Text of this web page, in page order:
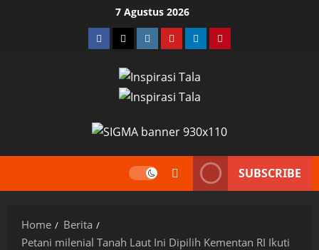
7 Agustus 2026
Facebook
TwitterInstagram
YouTubeLinkedInPinterest
SUBSCRIBE
Home
Berita
Petani milenial Tanah Laut Ini Dipilih Kementan RI Ikuti